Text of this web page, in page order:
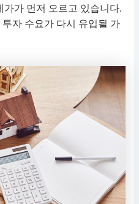
가 먼저 오르고 있습니다.
자 수요가 다시 유입될 가